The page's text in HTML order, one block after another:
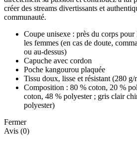
créer des streams divertissants et
communauté.
Coupe unisexe : près du corps
les femmes (en cas de doute,
ou au-dessus)
Capuche avec cordon
Poche kangourou plaquée
Tissu doux, lisse et résistant (280
Composition : 80 % coton, 20 %
coton, 48 % polyester ; gris clair
polyester)
Fermer
Avis (0)